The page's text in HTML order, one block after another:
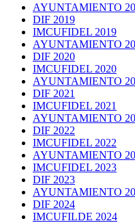
AYUNTAMIENTO
DIF 2019
IMCUFIDEL 2019
AYUNTAMIENTO
DIF 2020
IMCUFIDEL 2020
AYUNTAMIENTO
DIF 2021
IMCUFIDEL 2021
AYUNTAMIENTO
DIF 2022
IMCUFIDEL 2022
AYUNTAMIENTO
IMCUFIDEL 2023
DIF 2023
AYUNTAMIENTO
DIF 2024
IMCUFILDE 2024